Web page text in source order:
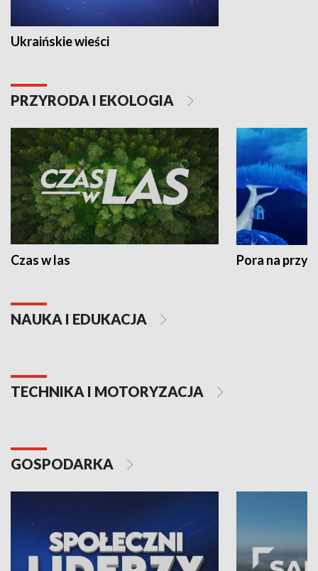
Ukraińskie wieści
PRZYRODA I EKOLOGIA
Czas w las Pora na
NAUKA I EDUKACJA
TECHNIKA I MOTORYZACJA
GOSPODARKA